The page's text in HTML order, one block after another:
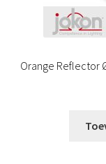
Orange Reflector